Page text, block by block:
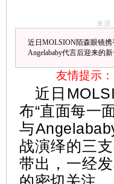
来源
近日MOLSION陌森眼镜
Angelababy代言后迎来的
友情提示
近日
布“直面每一
与
战演绎的三
带出，一经